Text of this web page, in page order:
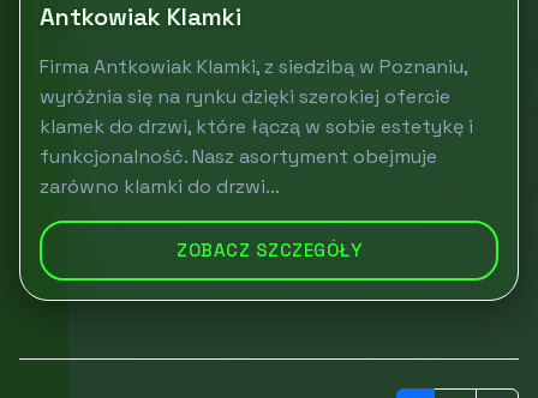
Antkowiak Klamki
Firma Antkowiak Klamki, z siedzibą w Poznaniu,
wyróżnia się na rynku dzięki szerokiej ofercie
klamek do drzwi, które łączą w sobie estetykę i
funkcjonalność. Nasz asortyment obejmuje
zarówno klamki do drzwi...
ZOBACZ SZCZEGÓŁY